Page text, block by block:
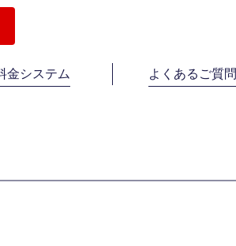
金システム よくあるご質問